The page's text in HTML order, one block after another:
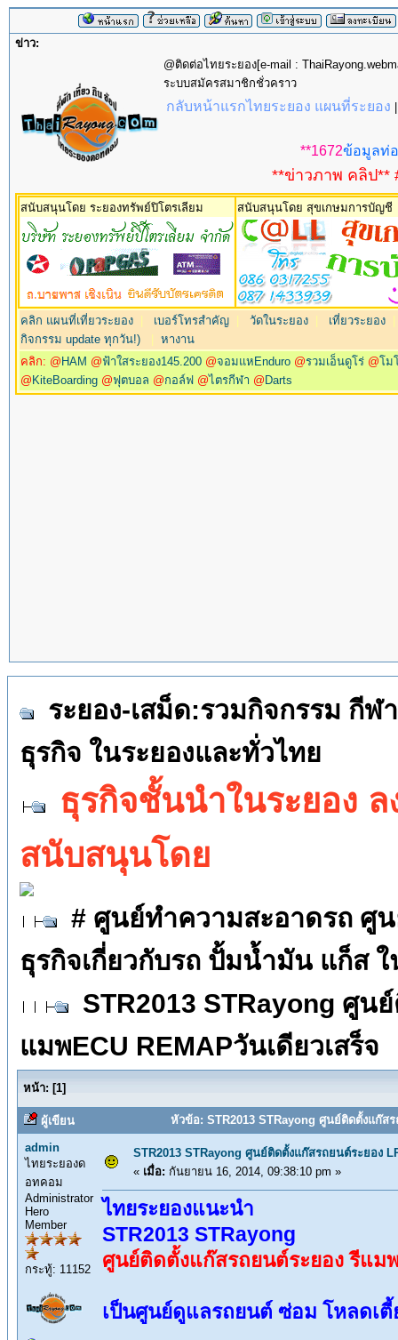
ข่าว:
@ติดต่อไทยระยอง[e-mail :
ระบบสมัครสมาชิกชั่วคราว
กลับหน้าแรกไทยระยอง แผนที่ระยอง
**1672ข้อมูลท่
**ข่าวภาพ คลิป**
สนับสนุนโดย ระยองทรัพย์ปิโตรเลียม สนับสนุนโดย สุขเกษมการบัญชี
คลิก แผนที่เที่ยวระยอง เบอร์โทรสำคัญ วัดในระยอง เที่ยวระยอง
กิจกรรม update ทุกวัน!) |หางาน
คลิก: @ HAM @ฟ้าใสระยอง145.200 @จอมแหEnduro @รวมเอ็นดูโร่ @โม
@ KiteBoarding @ฟุตบอล @กอล์ฟ @ไตรกีฬา @ Darts
ระยอง-เสม็ด:รวมกิจกรรม กี
ธุรกิจ ในระยองและทั่วไทย
ธุรกิจชั้นนำในระยอง
สนับสนุนโดย
# ศูนย์ทำความสะอาดรถ ศู
ธุรกิจเกี่ยวกับรถ ปั้มน้ำมัน แก็ส ใ
STR2013 STRayong ศูน
แมพECU REMAPวันเดียวเสร็จ
หน้า: [1]
ผู้เขียน หัวข้อ: STR2013 STRayong ศูนย์ติดตั้งแก๊ส
admin
ไทยระยองด
อทคอม
Administrator
Hero
Member
กระทู้: 11152
STR2013 STRayong ศูนย์ติดตั้งแก๊สรถยนต์ระยอง
« เมื่อ: กันยายน 16, 2014, 09:38:10 pm »
ไทยระยองแนะนำ
STR2013 STRayong
ศูนย์ติดตั้งแก๊สรถยนต์ระยอง รีแม
เป็นศูนย์ดูแลรถยนต์ ซ่อม โหลดเ